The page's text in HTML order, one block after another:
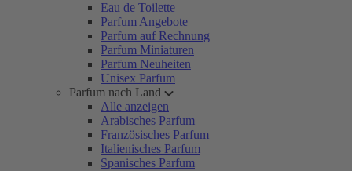
Eau de Toilette
Parfum Angebote
Parfum auf Rechnung
Parfum Miniaturen
Parfum Neuheiten
Unisex Parfum
Parfum nach Land
Alle anzeigen
Arabisches Parfum
Französisches Parfum
Italienisches Parfum
Spanisches Parfum